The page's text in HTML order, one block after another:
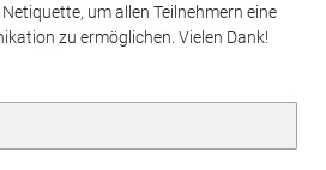
um allen Teilnehmern eine
zu ermöglichen. Vielen Dank!